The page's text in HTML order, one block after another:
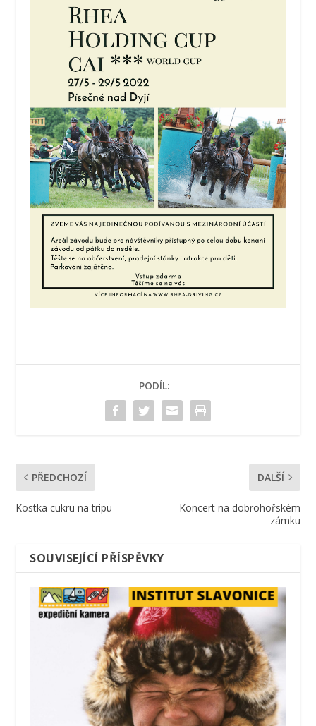
PODÍL:
PŘEDCHOZÍ
Kostka cukru na tripu
DALŠÍ
Koncert na dobrohořském
zámku
SOUVISEJÍCÍ PŘÍSPĚVKY